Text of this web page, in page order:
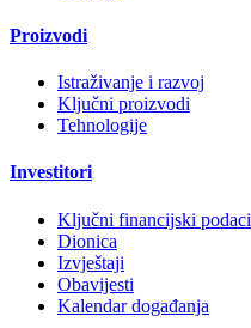
Proizvodi
Istraživanje i razvoj
Ključni proizvodi
Tehnologije
Investitori
Ključni financijski podaci
Dionica
Izvještaji
Obavijesti
Kalendar događanja